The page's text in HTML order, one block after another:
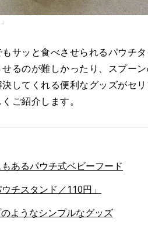
サッと食べさせられるパウチ
るのが難しかったり、スプー
してくれる便利なグッズがセ
ご紹介します。
あるパウチ式ベビーフード
チスタンド／110円」
ようなシンプルなグッズ